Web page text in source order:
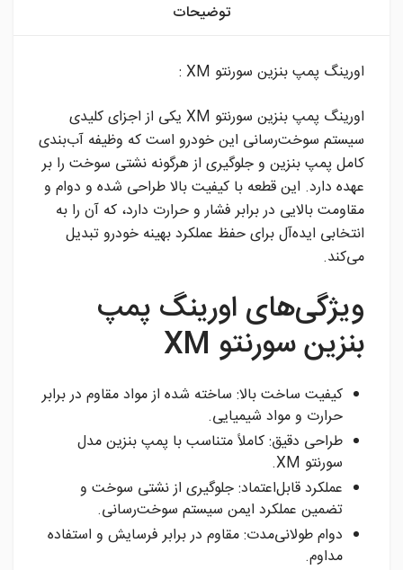
توضیحات
اورینگ پمپ بنزین سورنتو XM :
اورینگ پمپ بنزین سورنتو XM یکی از اجزای کلیدی
سیستم سوخت‌رسانی این خودرو است که وظیفه آب‌بندی
کامل پمپ بنزین و جلوگیری از هرگونه نشتی سوخت را بر
عهده دارد. این قطعه با کیفیت بالا طراحی شده و دوام و
مقاومت بالایی در برابر فشار و حرارت دارد، که آن را به
انتخابی ایده‌آل برای حفظ عملکرد بهینه خودرو تبدیل
می‌کند.
ویژگی‌های اورینگ پمپ
بنزین سورنتو XM
کیفیت ساخت بالا: ساخته شده از مواد مقاوم در برابر
حرارت و مواد شیمیایی.
طراحی دقیق: کاملاً متناسب با پمپ بنزین مدل
سورنتو XM.
عملکرد قابل‌اعتماد: جلوگیری از نشتی سوخت و
تضمین عملکرد ایمن سیستم سوخت‌رسانی.
دوام طولانی‌مدت: مقاوم در برابر فرسایش و استفاده
مداوم.